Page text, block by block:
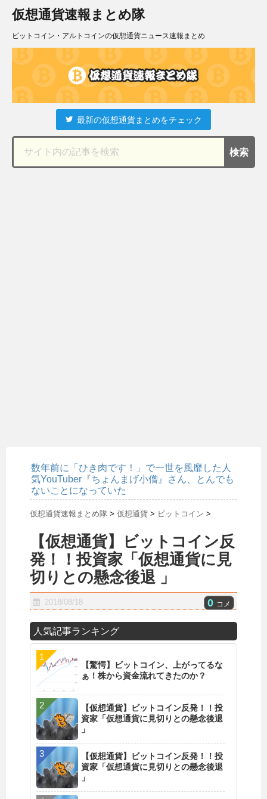
仮想通貨速報まとめ隊
ビットコイン・アルトコインの仮想通貨ニュース速報まとめ
最新の仮想通貨まとめをチェック
数年前に「ひき肉です！」で一世を風靡した人
気YouTuber『ちょんまげ小僧』さん、とんでも
ないことになっていた
仮想通貨速報まとめ隊 > 仮想通貨 > ビットコイン >
【仮想通貨】ビットコイン反
発！！投資家「仮想通貨に見
切りとの懸念後退 」
2018/08/18 0 コメ
人気記事ランキング
【驚愕】ビットコイン、上がってるな
ぁ！株から資金流れてきたのか？
【仮想通貨】ビットコイン反発！！投
資家「仮想通貨に見切りとの懸念後退
」
【仮想通貨】ビットコイン反発！！投
資家「仮想通貨に見切りとの懸念後退
」